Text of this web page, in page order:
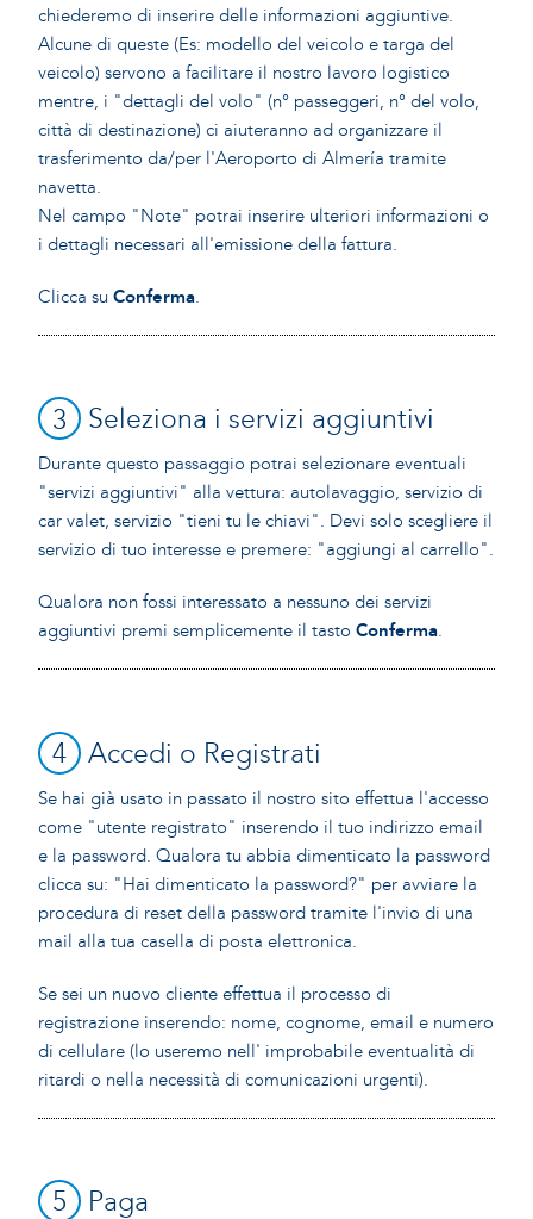
chiederemo di inserire delle informazioni aggiuntive.
Alcune di queste (Es: modello del veicolo e targa del
veicolo) servono a facilitare il nostro lavoro logistico
mentre, i "dettagli del volo" (n° passeggeri, n° del volo,
città di destinazione) ci aiuteranno ad organizzare il
trasferimento da/per l'Aeroporto di Almería tramite
navetta.
Nel campo "Note" potrai inserire ulteriori informazioni o
i dettagli necessari all'emissione della fattura.
Clicca suConferma.
3 Seleziona i servizi aggiuntivi
Durante questo passaggio potrai selezionare eventuali
"servizi aggiuntivi" alla vettura: autolavaggio, servizio di
car valet, servizio "tieni tu le chiavi". Devi solo scegliere il
servizio di tuo interesse e premere: "aggiungi al carrello".
Qualora non fossi interessato a nessuno dei servizi
aggiuntivi premi semplicemente il tastoConferma.
4 Accedi o Registrati
Se hai già usato in passato il nostro sito effettua l'accesso
come "utente registrato" inserendo il tuo indirizzo email
e la password. Qualora tu abbia dimenticato la password
clicca su: "Hai dimenticato la password?" per avviare la
procedura di reset della password tramite l'invio di una
mail alla tua casella di posta elettronica.
Se sei un nuovo cliente effettua il processo di
registrazione inserendo: nome, cognome, email e numero
di cellulare (lo useremo nell' improbabile eventualità di
ritardi o nella necessità di comunicazioni urgenti).
5 Paga